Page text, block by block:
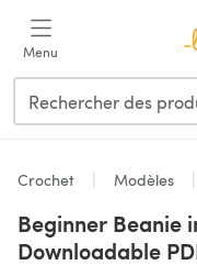
Menu
Crochet Modèles
Beginner Beanie
Downloadable